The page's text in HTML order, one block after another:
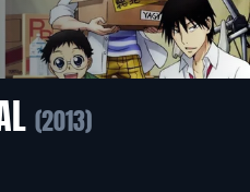
(2013)